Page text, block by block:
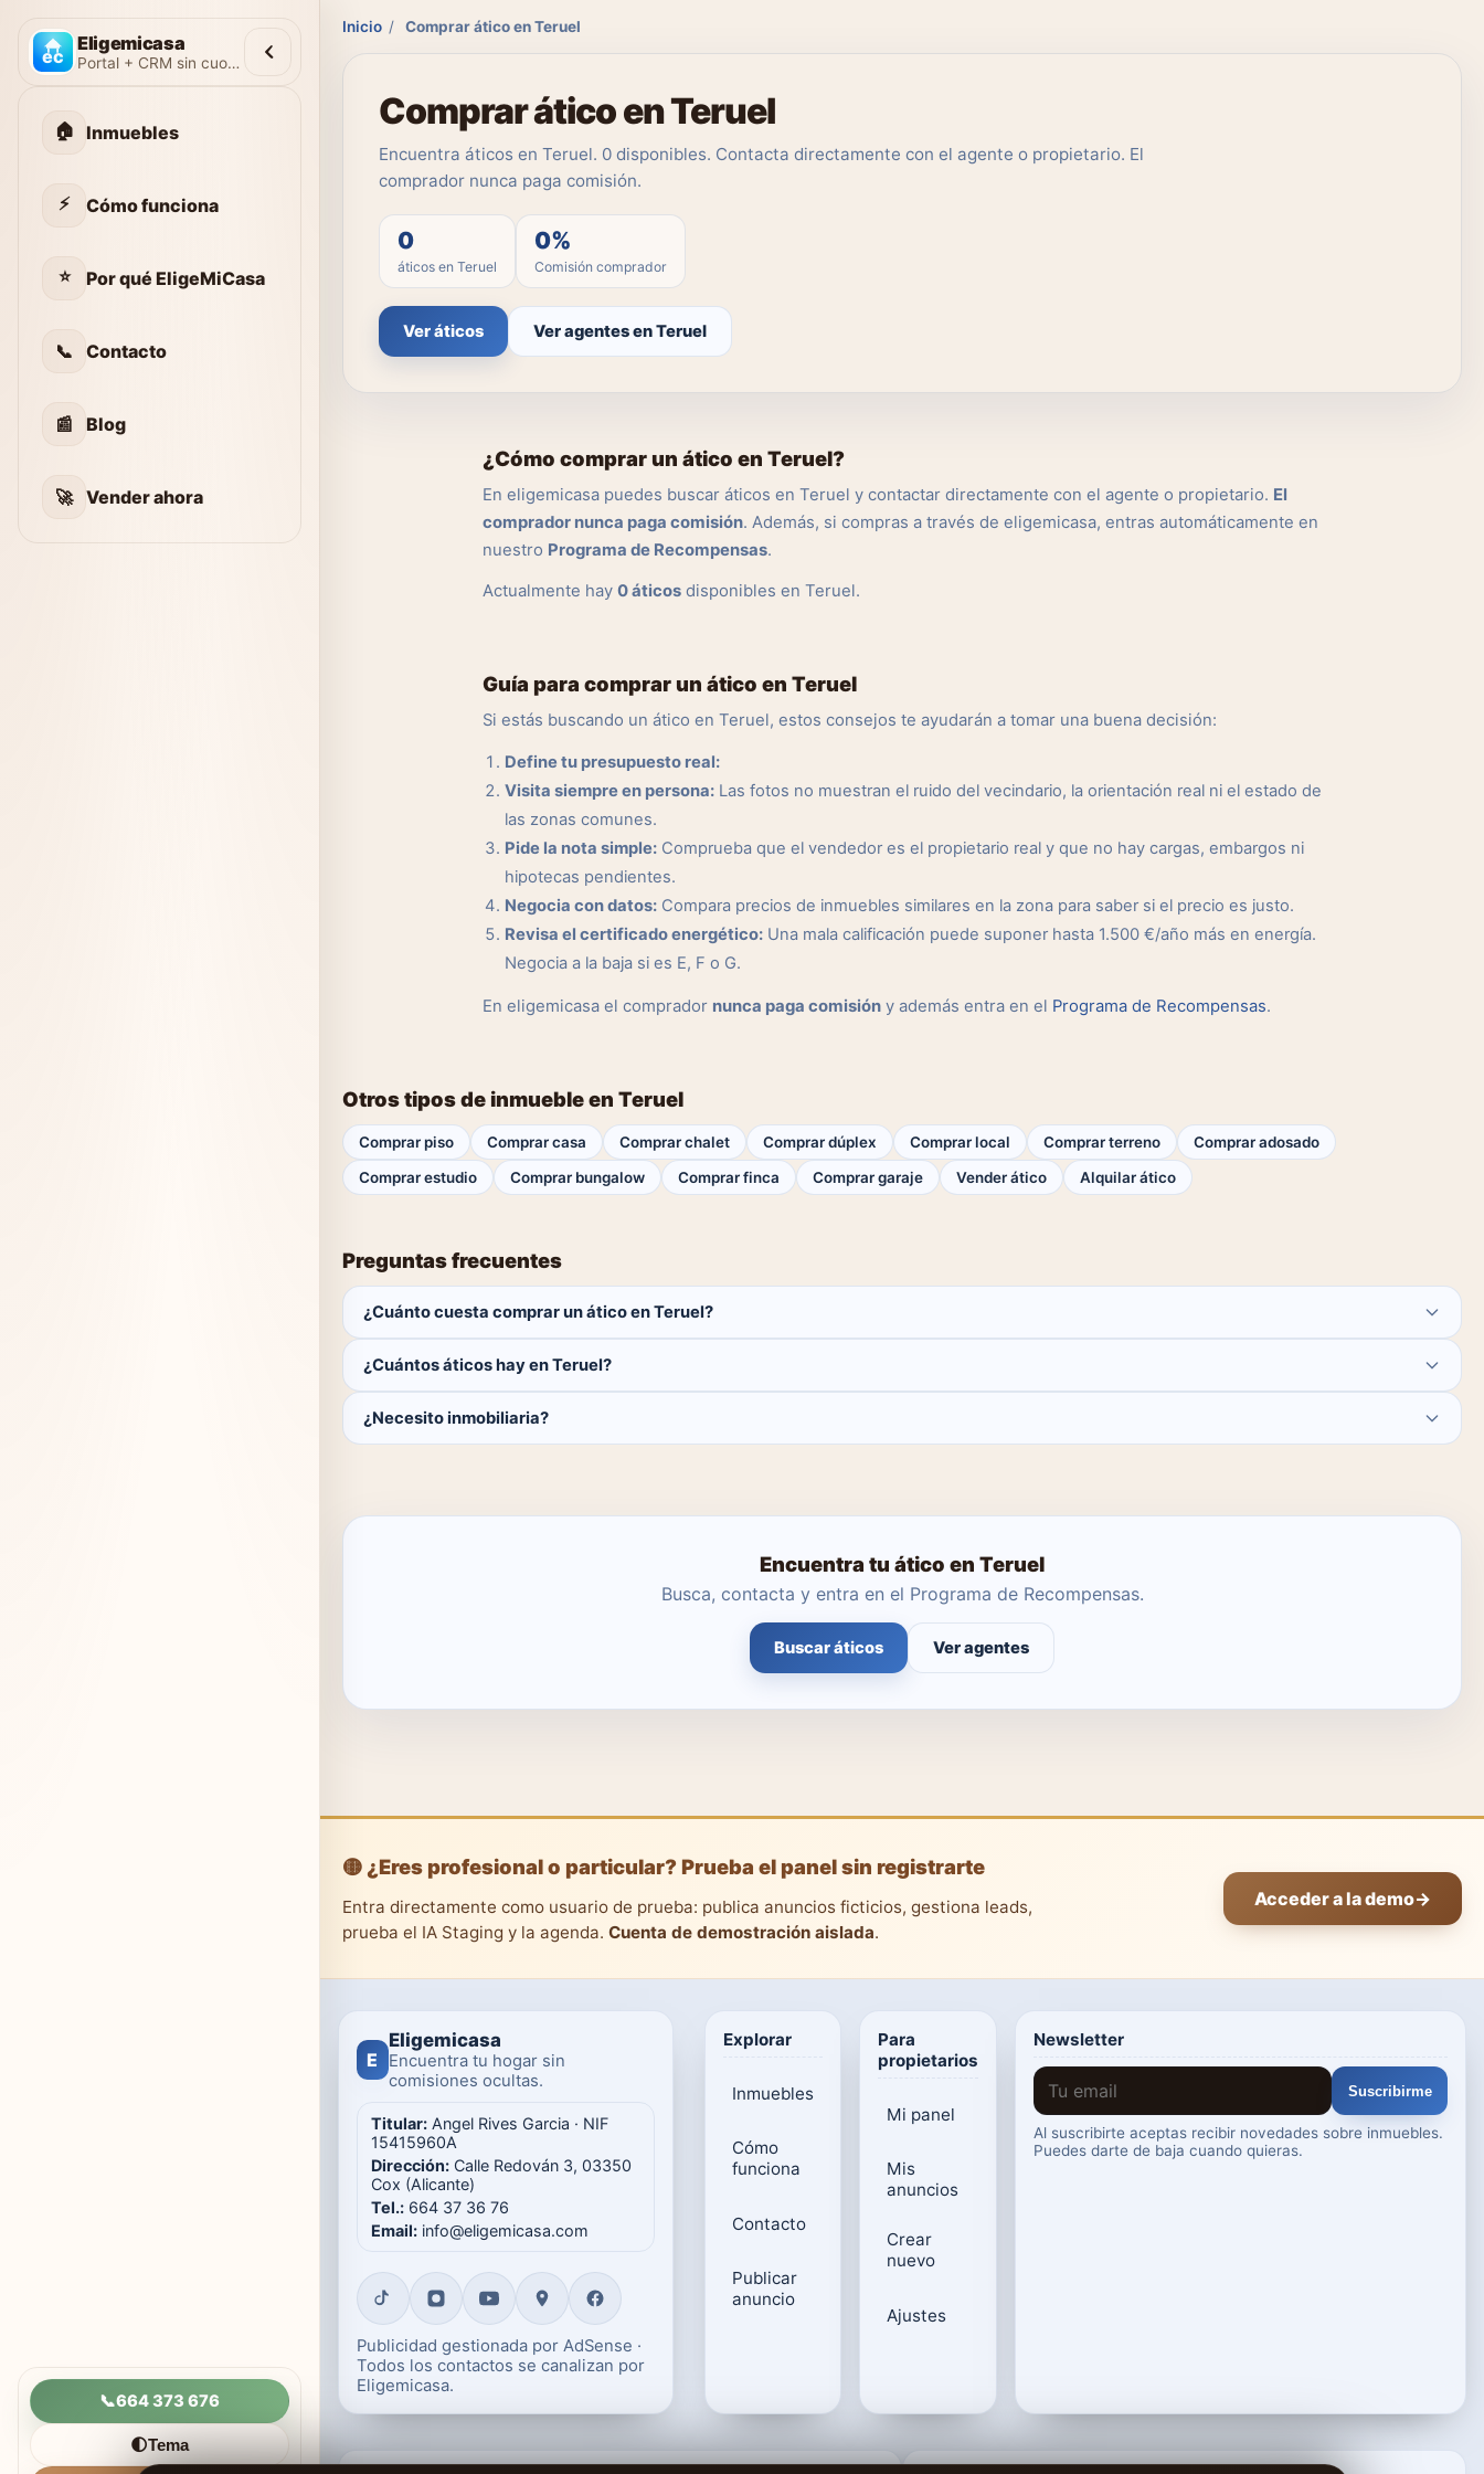
Eligemicasa
Portal + CRM sin cuotas
🏠 Inmuebles
⚡ Cómo funciona
⭐ Por qué EligeMiCasa
📞 Contacto
📰 Blog
🚀 Vender ahora
📞664 373 676
🌓Tema
Inicio / Comprar ático en Teruel
Comprar ático en Teruel
Encuentra áticos en Teruel. 0 disponibles. Contacta directamente con el agente o propietario. El
comprador nunca paga comisión.
0
áticos en Teruel
0%
Comisión comprador
Ver áticos Ver agentes en Teruel
¿Cómo comprar un ático en Teruel?
En eligemicasa puedes buscar áticos en Teruel y contactar directamente con el agente o propietario. El
comprador nunca paga comisión. Además, si compras a través de eligemicasa, entras automáticamente en
nuestro Programa de Recompensas.
Actualmente hay 0 áticos disponibles en Teruel.
Guía para comprar un ático en Teruel
Si estás buscando un ático en Teruel, estos consejos te ayudarán a tomar una buena decisión:
Define tu presupuesto real:
Visita siempre en persona: Las fotos no muestran el ruido del vecindario, la orientación real ni el estado de
las zonas comunes.
Pide la nota simple: Comprueba que el vendedor es el propietario real y que no hay cargas, embargos ni
hipotecas pendientes.
Negocia con datos: Compara precios de inmuebles similares en la zona para saber si el precio es justo.
Revisa el certificado energético: Una mala calificación puede suponer hasta 1.500 €/año más en energía.
Negocia a la baja si es E, F o G.
En eligemicasa el comprador nunca paga comisión y además entra en el Programa de Recompensas.
Otros tipos de inmueble en Teruel
Comprar piso Comprar casa Comprar chalet Comprar dúplex Comprar local Comprar terreno
Comprar adosado
Comprar estudio
Comprar bungalow Comprar finca Comprar garaje Vender ático Alquilar ático
Preguntas frecuentes
¿Cuánto cuesta comprar un ático en Teruel?
¿Cuántos áticos hay en Teruel?
¿Necesito inmobiliaria?
Encuentra tu ático en Teruel
Busca, contacta y entra en el Programa de Recompensas.
Buscar áticos Ver agentes
🟡 ¿Eres profesional o particular? Prueba el panel sin registrarte
Entra directamente como usuario de prueba: publica anuncios ficticios, gestiona leads,
prueba el IA Staging y la agenda. Cuenta de demostración aislada.
Acceder a la demo→
E
Eligemicasa
Encuentra tu hogar sin
comisiones ocultas.
Titular: Angel Rives Garcia · NIF
15415960A
Dirección: Calle Redován 3, 03350
Cox (Alicante)
Tel.: 664 37 36 76
Email: info@eligemicasa.com
Publicidad gestionada por AdSense ·
Todos los contactos se canalizan por
Eligemicasa.
Explorar
Inmuebles
Cómo
funciona
Contacto
Publicar
anuncio
Para
propietarios
Mi panel
Mis
anuncios
Crear
nuevo
Ajustes
Newsletter
Suscribirme
Al suscribirte aceptas recibir novedades sobre inmuebles.
Puedes darte de baja cuando quieras.